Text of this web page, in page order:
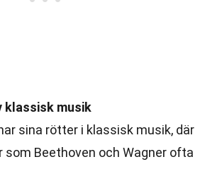
klassisk musik
sina rötter i klassisk musik, där
som Beethoven och Wagner ofta